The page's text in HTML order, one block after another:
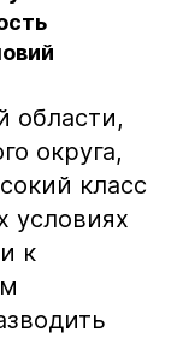
области,
округа,
класс
условиях
к